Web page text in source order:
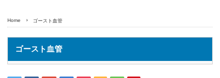
Home ゴースト血管
ゴースト血管